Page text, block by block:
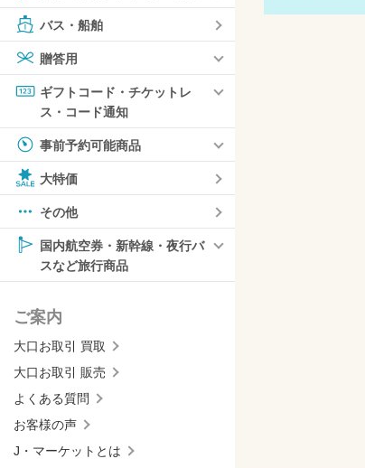
バス・船舶
贈答用
ギフトコード・チケットレ
ス・コード通知
事前予約可能商品
大特価
その他
国内航空券・新幹線・夜行バ
スなど旅行商品
ご案内
大口お取引 買取
大口お取引 販売
よくある質問
お客様の声
J・マーケットとは